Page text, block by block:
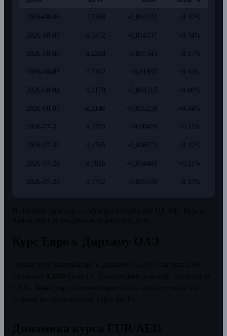
2026-08-08 4,2388 -0,004424 -0.10%
2026-08-07 4,2432 +0,014337 +0.34%
2026-08-06 4,2289 -0,007345 -0.17%
2026-08-05 4,2362 +0,01835 +0.44%
2026-08-04 4,2179 +0,003315 +0.08%
2026-08-01 4,2146 +0,035259 +0.84%
2026-07-31 4,1793 +0,00476 +0.11%
2026-07-30 4,1745 -0,008073 -0.19%
2026-07-29 4,1826 +0,004403 +0.11%
2026-07-28 4,1782 -0,005508 -0.13%